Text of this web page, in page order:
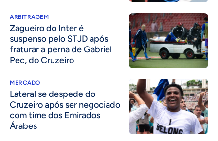
ARBITRAGEM
Zagueiro do Inter é
suspenso pelo STJD após
fraturar a perna de Gabriel
Pec, do Cruzeiro
MERCADO
Lateral se despede do
Cruzeiro após ser negociado
com time dos Emirados
Árabes